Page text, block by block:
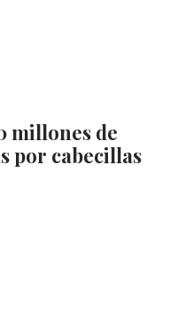
millones de
por cabecillas